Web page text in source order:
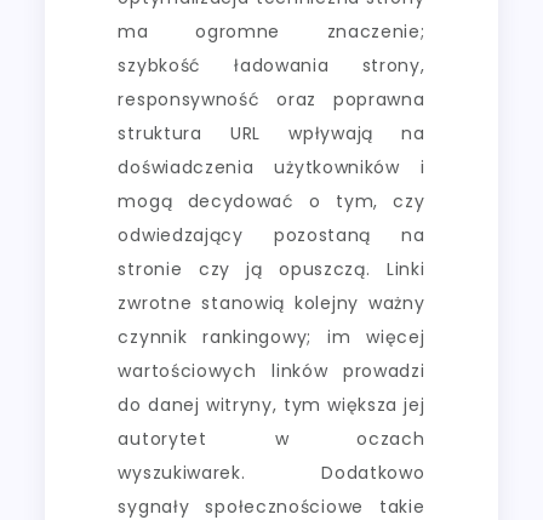
ma ogromne znaczenie;
szybkość ładowania strony,
responsywność oraz poprawna
struktura URL wpływają na
doświadczenia użytkowników i
mogą decydować o tym, czy
odwiedzający pozostaną na
stronie czy ją opuszczą. Linki
zwrotne stanowią kolejny ważny
czynnik rankingowy; im więcej
wartościowych linków prowadzi
do danej witryny, tym większa jej
autorytet w oczach
wyszukiwarek. Dodatkowo
sygnały społecznościowe takie